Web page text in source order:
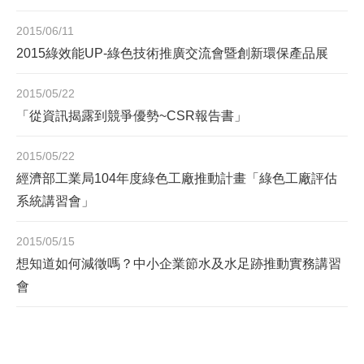
2015/06/11
2015綠效能UP-綠色技術推廣交流會暨創新環保產品展
2015/05/22
「從資訊揭露到競爭優勢~CSR報告書」
2015/05/22
經濟部工業局104年度綠色工廠推動計畫「綠色工廠評估
系統講習會」
2015/05/15
想知道如何減徵嗎？中小企業節水及水足跡推動實務講習
會